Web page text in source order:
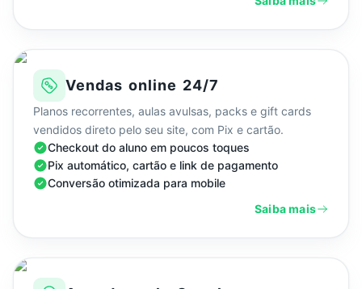
Vendas online 24/7
Planos recorrentes, aulas avulsas, packs e gift cards
vendidos direto pelo seu site, com Pix e cartão.
Checkout do aluno em poucos toques
Pix automático, cartão e link de pagamento
Conversão otimizada para mobile
Saiba mais